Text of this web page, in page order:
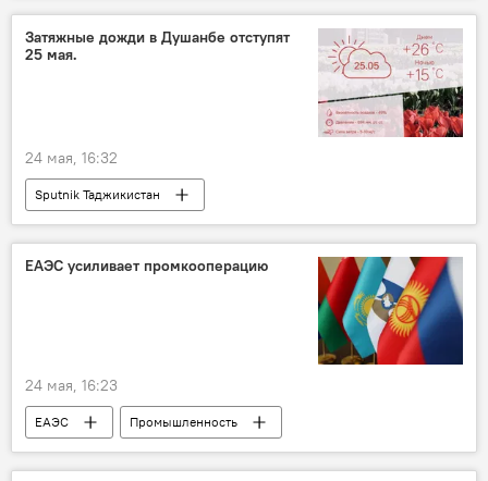
Затяжные дожди в Душанбе отступят
25 мая.
24 мая, 16:32
Sputnik Таджикистан
ЕАЭС усиливает промкооперацию
24 мая, 16:23
ЕАЭС
Промышленность
Экономика